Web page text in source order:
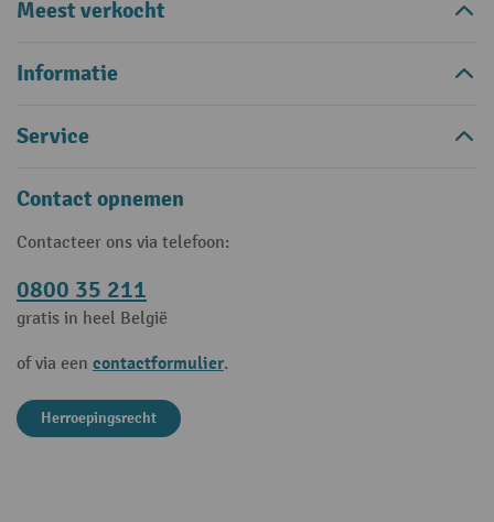
Meest verkocht
Informatie
Service
Contact opnemen
Contacteer ons via telefoon:
0800 35 211
gratis in heel België
of via een contactformulier.
Herroepingsrecht